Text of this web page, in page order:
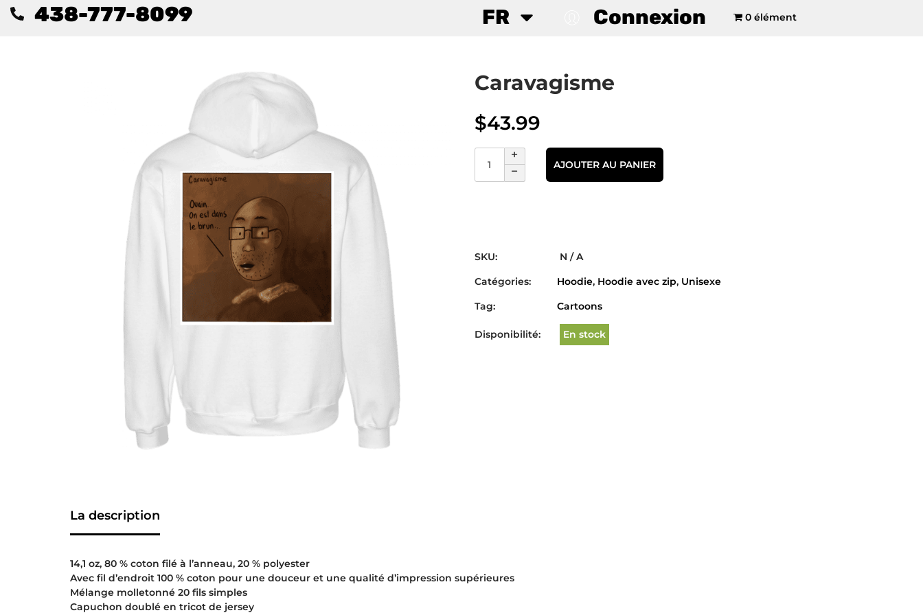
438-777-8099 FR Connexion 0 élément
Caravagisme
$43.99
AJOUTER AU PANIER
SKU:
N / A
Catégories:
Hoodie, Hoodie avec zip, Unisexe
Tag:
Cartoons
Disponibilité: En stock
La description
14,1 oz, 80 % coton filé à l’anneau, 20 % polyester
Avec fil d’endroit 100 % coton pour une douceur et une qualité d’impression supérieures
Mélange molletonné 20 fils simples
Capuchon doublé en tricot de jersey